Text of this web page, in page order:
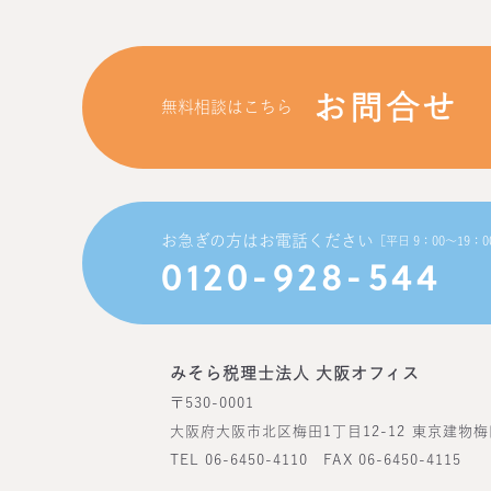
無料相談はこちら お問合せ
お急ぎの方はお電話ください ［平日 9：00〜19：
0120-928-544
みそら税理士法人 大阪オフィス
〒530-0001
大阪府大阪市北区梅田1丁目12-12 東京建物
TEL 06-6450-4110 FAX 06-6450-4115